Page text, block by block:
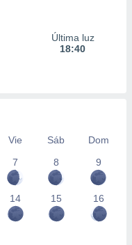
Última luz
18:40
Vie Sáb
Dom
7
8 9
14 15 16